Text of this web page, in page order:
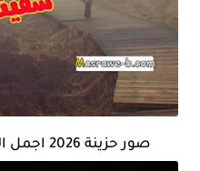
صور حزينة 2026 اجمل الصور الحزينة مع العبارات